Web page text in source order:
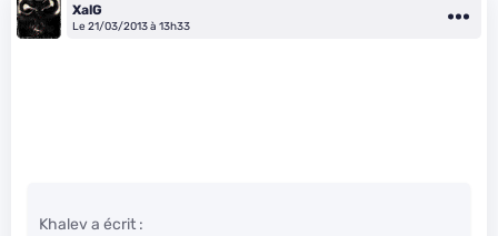
XalG
Le 21/03/2013 à 13h33
Khalev a écrit :